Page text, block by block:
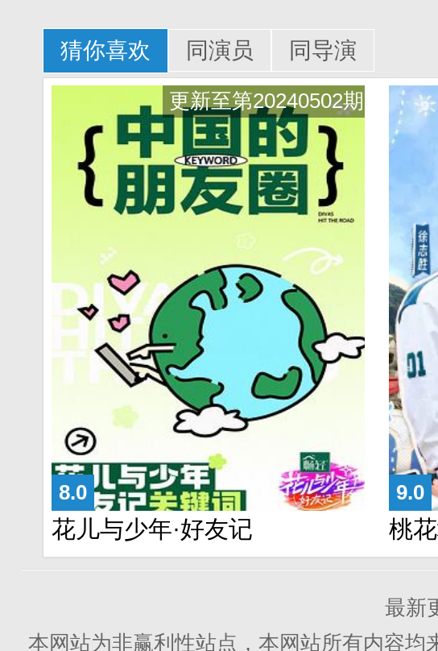
猜你喜欢 同演员 同导演
8.0
更新至第20240502期
花儿与少年·好友记
9.0
桃
最新
本网站为非赢利性站点，本网站所有内容均